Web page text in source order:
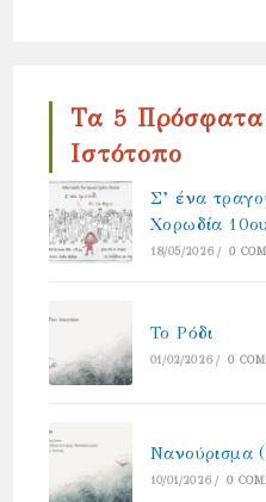
Τα 5
Ιστότοπο
Σ’ ένα
Χορωδία
18/05/2026 / 0
Το Ρόδι
01/02/2026 / 0
Νανούρισμα
10/01/2026 / 0